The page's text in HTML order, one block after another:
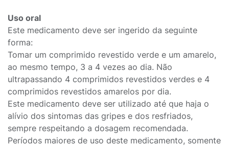
Uso oral
Este medicamento deve ser ingerido da seguinte
forma:
Tomar um comprimido revestido verde e um amarelo,
ao mesmo tempo, 3 a 4 vezes ao dia. Não
ultrapassando 4 comprimidos revestidos verdes e 4
comprimidos revestidos amarelos por dia.
Este medicamento deve ser utilizado até que haja o
alívio dos sintomas das gripes e dos resfriados,
sempre respeitando a dosagem recomendada.
Períodos maiores de uso deste medicamento, somente